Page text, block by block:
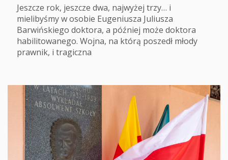
Jeszcze rok, jeszcze dwa, najwyżej trzy… i
mielibyśmy w osobie Eugeniusza Juliusza
Barwińskiego doktora, a później może doktora
habilitowanego. Wojna, na którą poszedł młody
prawnik, i tragiczna